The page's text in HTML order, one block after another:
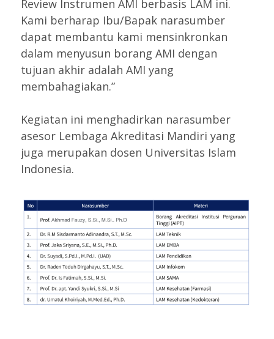
Review Instrumen AMI berbasis LAM ini.
Kami berharap Ibu/Bapak narasumber
dapat membantu kami mensinkronkan
dalam menyusun borang AMI dengan
tujuan akhir adalah AMI yang
membahagiakan.”
Kegiatan ini menghadirkan narasumber
asesor Lembaga Akreditasi Mandiri yang
juga merupakan dosen Universitas Islam
Indonesia.